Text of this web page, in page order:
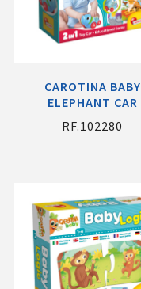
CAROTINA BABY
ELEPHANT CAR
RF.102280